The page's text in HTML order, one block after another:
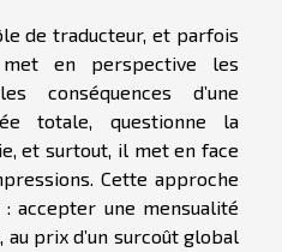
de traducteur, et parfois
en perspective les
conséquences d’une
totale, questionne la
et surtout, il met en face
Cette approche
accepter une mensualité
au prix d’un surcoût global